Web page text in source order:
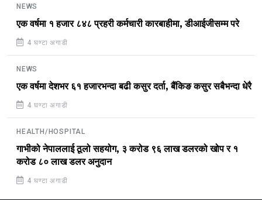
NEWS
एक वर्षमा १ हजार ८४८ प्रहरी कर्मचारी कारबाहीमा, डीआईजीसम्म परे
4 घण्टा अगाडी
NEWS
एक वर्षमा देशभर ६१ हजारभन्दा बढी कसुर दर्ता, बैंकिङ कसुर सबैभन्दा धेरै
4 घण्टा अगाडी
HEALTH/HOSPITAL
गाभीको नेपाललाई ठूलो सहयोग, ३ करोड ९६ लाख डलरको खोप र १
करोड ८० लाख डलर अनुदान
4 घण्टा अगाडी